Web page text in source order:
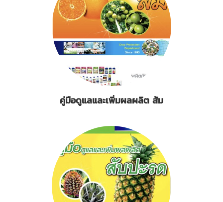
คู่มือดูแลและเพิ่มผลผลิต ส้ม